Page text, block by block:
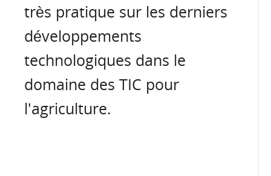
très pratique sur les derniers
développements
technologiques dans le
domaine des TIC pour
l'agriculture.